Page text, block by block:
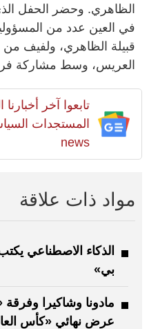
الظاهري. وحضر الحفل
في العين عدد من
قبيلة الظاهري، ولفيف من
العريس، وسط مشاركة
تابعوا آخر
news
مواد ذات علاقة
بي»
مادونا وشاكيرا
عرض نهائي «كأس